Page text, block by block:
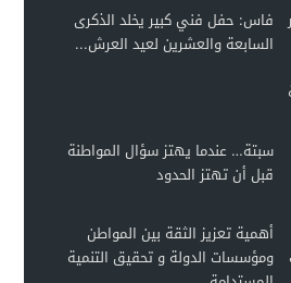
فاس: حفل فني كبير يخلد الذكرى
السابعة والعشرين لعيد العرش...
سبتة… عندما يهتز سؤال المواطنة
قبل أن تهتز الحدود
أهمية تعزيز الثقة بين المواطن
ومؤسسات الدولة و تحقيق التنمية